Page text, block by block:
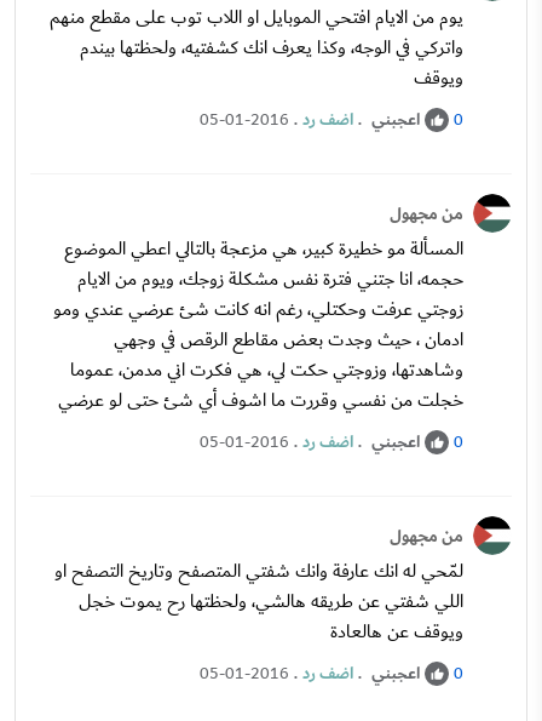
يوم من الايام افتحي الموبايل او اللاب توب على مقطع منهم
واتركي في الوجه، وكذا يعرف انك كشفتيه، ولحظتها بيندم
ويوقف
0 اعجبني .اضف رد.
05-01-2016
من مجهول
المسألة مو خطيرة كبير، هي مزعجة بالتالي اعطي الموضوع
حجمه، انا جتني فترة نفس مشكلة زوجك، ويوم من الايام
زوجتي عرفت وحكتلي، رغم انه كانت شئ عرضي عندي ومو
ادمان ، حيث وجدت بعض مقاطع الرقص في وجهي
وشاهدتها، وزوجتي حكت لي، هي فكرت اني مدمن، عموما
خجلت من نفسي وقررت ما اشوف أي شئ حتى لو عرضي
0 اعجبني .اضف رد.
05-01-2016
من مجهول
لمّحي له انك عارفة وانك شفتي المتصفح وتاريخ التصفح او
اللي شفتي عن طريقه هالشي، ولحظتها رح يموت خجل
ويوقف عن هالعادة
0 اعجبني .اضف رد.
05-01-2016